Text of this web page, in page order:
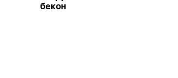
бекон